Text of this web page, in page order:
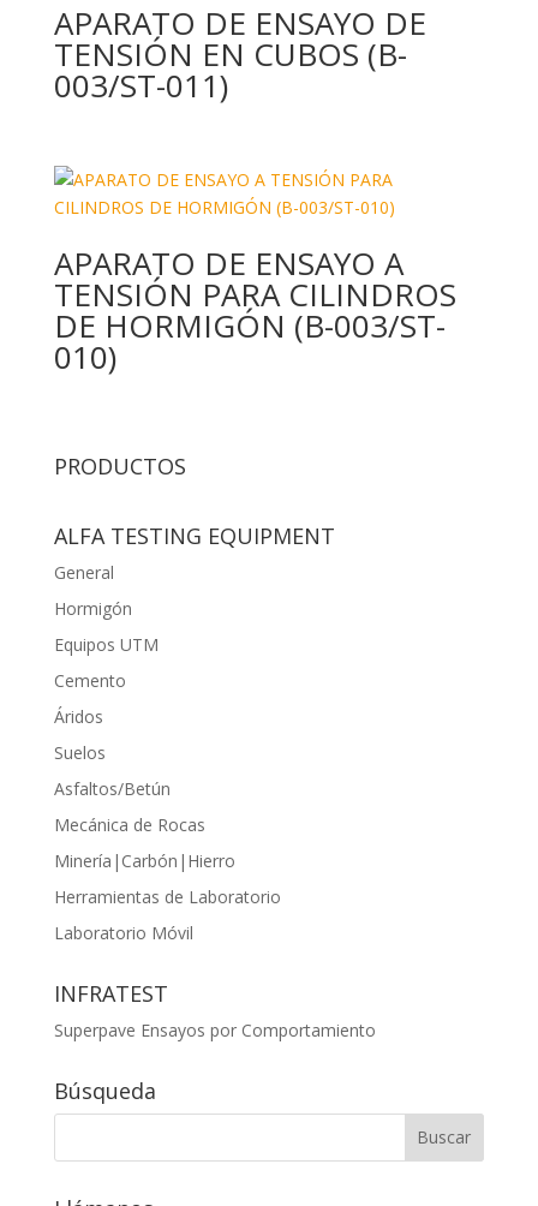
APARATO DE ENSAYO DE
TENSIÓN EN CUBOS (B-
003/ST-011)
APARATO DE ENSAYO A
TENSIÓN PARA CILINDROS
DE HORMIGÓN (B-003/ST-
010)
PRODUCTOS
ALFA TESTING EQUIPMENT
General
Hormigón
Equipos UTM
Cemento
Áridos
Suelos
Asfaltos/Betún
Mecánica de Rocas
Minería|Carbón|Hierro
Herramientas de Laboratorio
Laboratorio Móvil
INFRATEST
Superpave Ensayos por Comportamiento
Búsqueda